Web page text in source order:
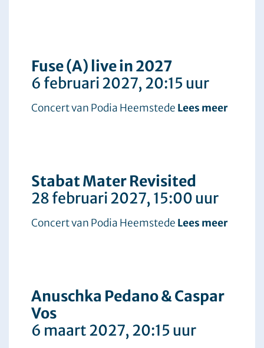
Fuse (A) live in 2027
6 februari 2027, 20:15 uur
Concert van Podia Heemstede Lees meer
Stabat Mater Revisited
28 februari 2027, 15:00 uur
Concert van Podia Heemstede Lees meer
Anuschka Pedano & Caspar
Vos
6 maart 2027, 20:15 uur